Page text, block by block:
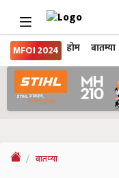
MFOI 2024 होम बातम्या
बातम्या